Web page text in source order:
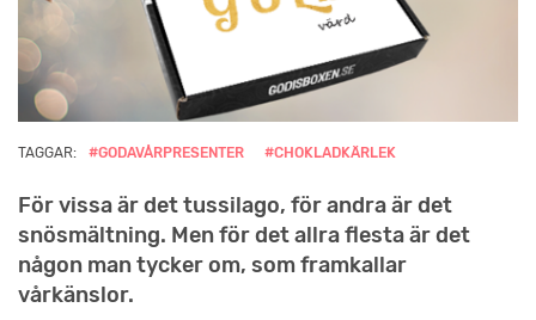
TAGGAR: #GODAVÅRPRESENTER #CHOKLADKÄRLEK
För vissa är det tussilago, för andra är det
snösmältning. Men för det allra flesta är det
någon man tycker om, som framkallar
vårkänslor.